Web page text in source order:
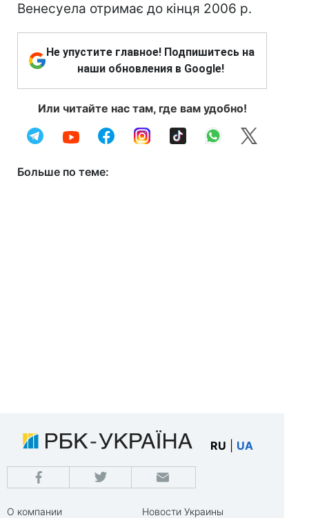
Венесуела отримає до кінця 2006 р.
Не упустите главное! Подпишитесь на
наши обновления в Google!
Или читайте нас там, где вам удобно!
Больше по теме:
RU UA
О компании
Новости Украины